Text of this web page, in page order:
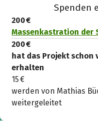
Spenden
200 €
Massenkastration der
200 €
hat das Projekt schon
erhalten
15 €
werden von Mathias
weitergeleitet